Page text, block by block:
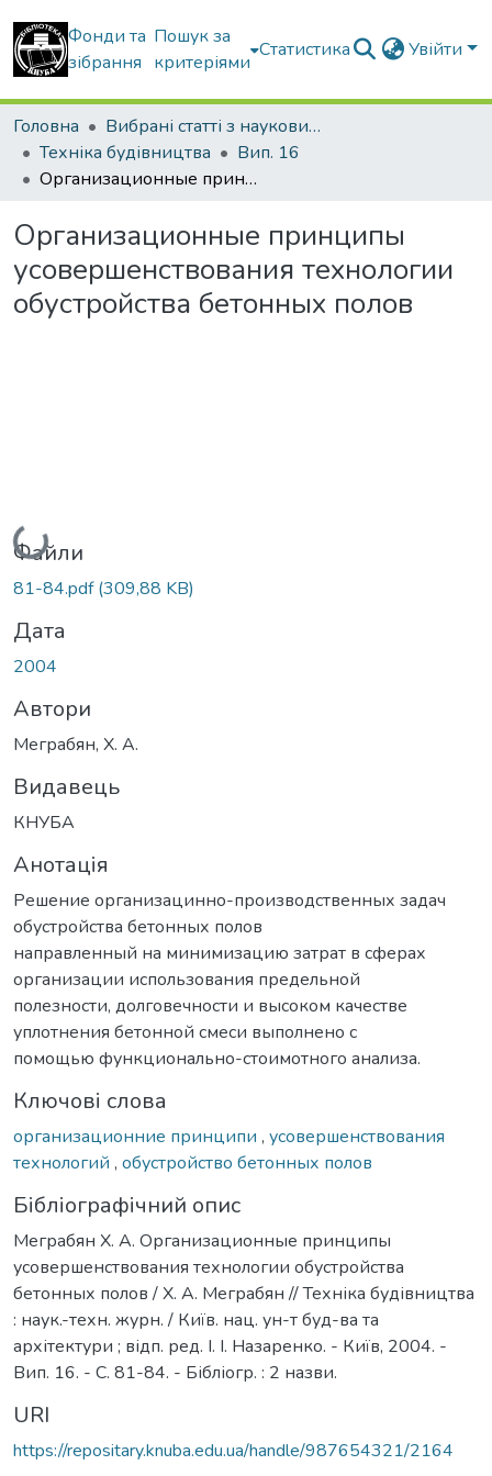
Фонди та
зібрання
Пошук за
критеріями
Статистика Увійти
Головна
Вибрані статті з наукових збірників КНУБА
Техніка будівництва
Вип. 16
Организационные принципы усовершенствования технологии обустройства бетонных полов
Организационные принципы
усовершенствования технологии
обустройства бетонных полов
Вантажиться...
Файли
81-84.pdf(309,88 KB)
Дата
2004
Автори
Меграбян, Х. А.
Видавець
КНУБА
Анотація
Решение организацинно-производственных задач
обустройства бетонных полов
направленный на минимизацию затрат в сферах
организации использования предельной
полезности, долговечности и высоком качестве
уплотнения бетонной смеси выполнено с
помощью функционально-стоимотного анализа.
Ключові слова
организационние принципи , усовершенствования
технологий , обустройство бетонных полов
Бібліографічний опис
Меграбян Х. А. Организационные принципы
усовершенствования технологии обустройства
бетонных полов / Х. А. Меграбян // Техніка будівництва
: наук.-техн. журн. / Київ. нац. ун-т буд-ва та
архітектури ; відп. ред. І. І. Назаренко. - Київ, 2004. -
Вип. 16. - С. 81-84. - Бібліогр. : 2 назви.
URI
https://repositary.knuba.edu.ua/handle/987654321/2164